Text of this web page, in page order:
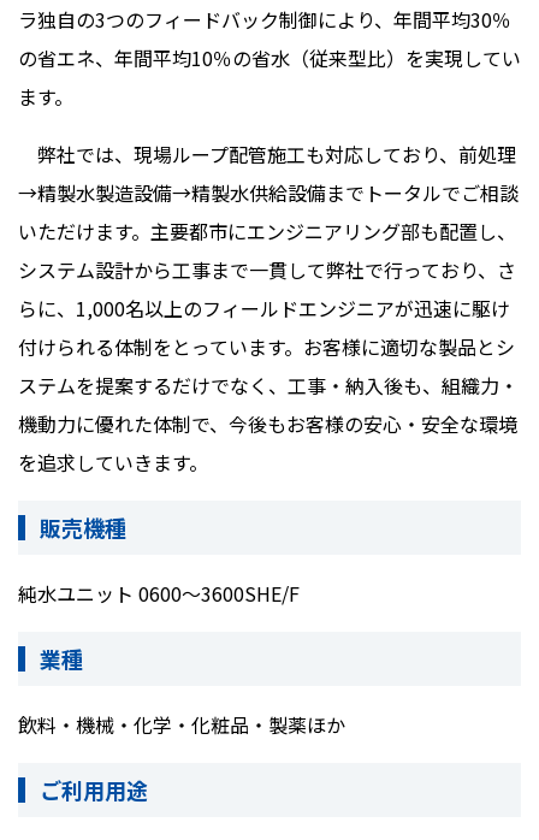
ラ独自の3つのフィードバック制御により、年間平均30％
の省エネ、年間平均10％の省水（従来型比）を実現してい
ます。
弊社では、現場ループ配管施工も対応しており、前処理
→精製水製造設備→精製水供給設備までトータルでご相談
いただけます。主要都市にエンジニアリング部も配置し、
システム設計から工事まで一貫して弊社で行っており、さ
らに、 1,000名以上のフィールドエンジニアが迅速に駆け
付けられる体制をとっています。お客様に適切な製品とシ
ステムを提案するだけでなく、工事・納入後も、組織力・
機動力に優れた体制で、今後もお客様の安心・安全な環境
を追求していきます。
販売機種
純水ユニット 0600～3600SHE/F
業種
飲料・機械・化学・化粧品・製薬ほか
ご利用用途